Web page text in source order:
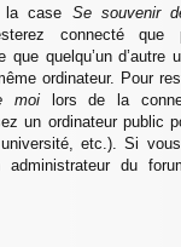
la case Se souvenir
connecté que
que quelqu’un
ordinateur. Pour
moilors de la
un ordinateur public
université, etc.). Si
administrateur du